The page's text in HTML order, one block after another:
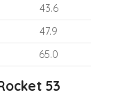
43.6
47.9
65.0
53